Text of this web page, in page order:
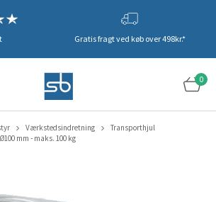
Gratis fragt ved køb over 498kr.*
0
Værkstedsindretning
Transporthjul
mm - maks. 100 kg